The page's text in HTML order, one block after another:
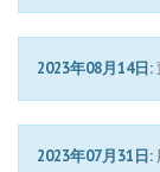
2023年08月14日:
2023年07月31日: